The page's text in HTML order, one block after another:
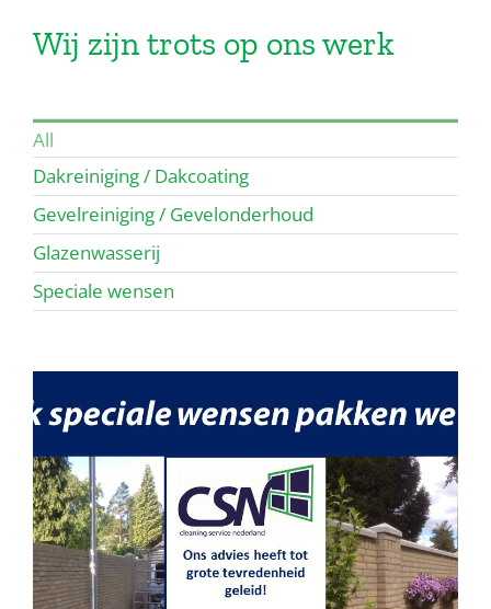
Wij zijn trots op ons werk
All
Dakreiniging / Dakcoating
Gevelreiniging / Gevelonderhoud
Glazenwasserij
Speciale wensen